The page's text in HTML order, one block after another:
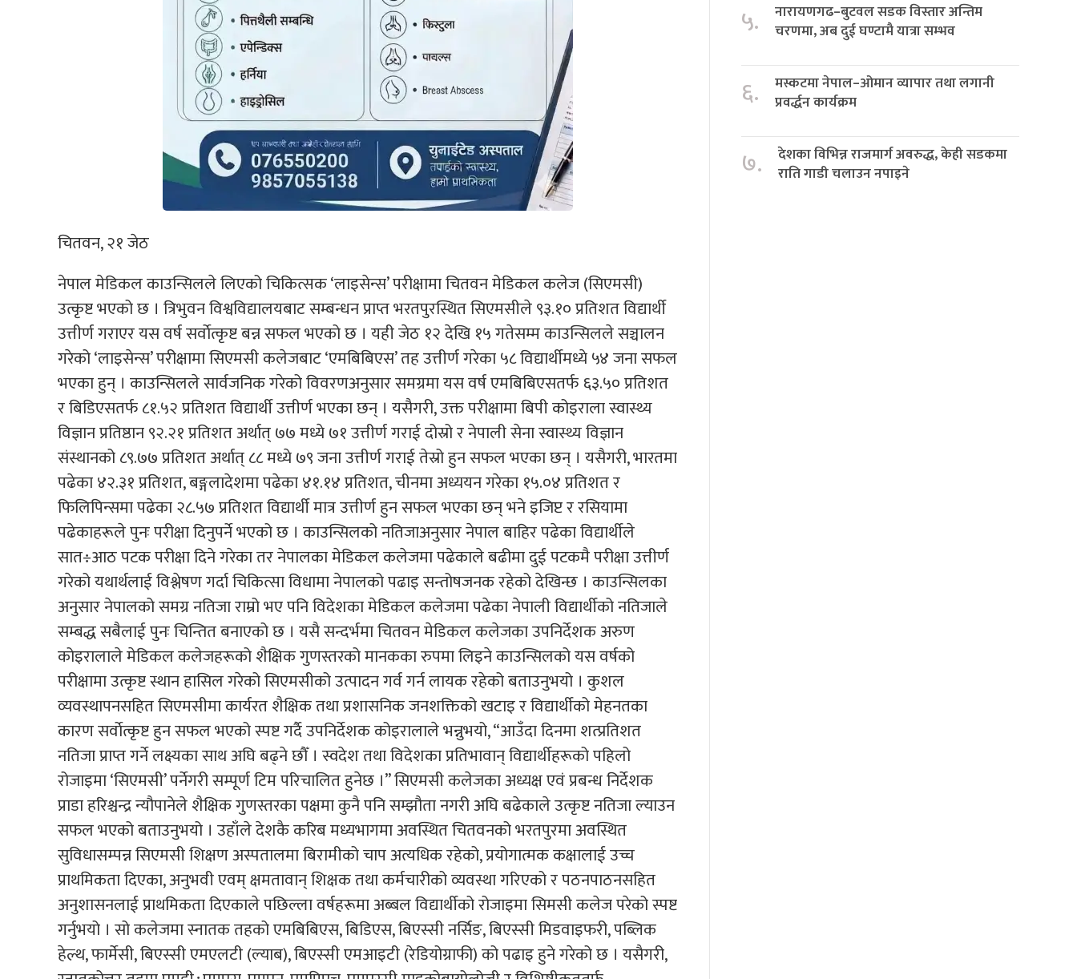
चितवन, २१ जेठ
नेपाल मेडिकल काउन्सिलले लिएको चिकित्सक ‘लाइसेन्स’ परीक्षामा चितवन मेडिकल कलेज (सिएमसी)
उत्कृष्ट भएको छ । त्रिभुवन विश्वविद्यालयबाट सम्बन्धन प्राप्त भरतपुरस्थित सिएमसीले ९३.१० प्रतिशत विद्यार्थी
उत्तीर्ण गराएर यस वर्ष सर्वाेत्कृष्ट बन्न सफल भएको छ । यही जेठ १२ देखि १५ गतेसम्म काउन्सिलले सञ्चालन
गरेको ‘लाइसेन्स’ परीक्षामा सिएमसी कलेजबाट ‘एमबिबिएस’ तह उत्तीर्ण गरेका ५८ विद्यार्थीमध्ये ५४ जना सफल
भएका हुन् । काउन्सिलले सार्वजनिक गरेको विवरणअनुसार समग्रमा यस वर्ष एमबिबिएसतर्फ ६३.५० प्रतिशत
र बिडिएसतर्फ ८१.५२ प्रतिशत विद्यार्थी उत्तीर्ण भएका छन् । यसैगरी, उक्त परीक्षामा बिपी कोइराला स्वास्थ्य
विज्ञान प्रतिष्ठान ९२.२१ प्रतिशत अर्थात् ७७ मध्ये ७१ उत्तीर्ण गराई दोस्रो र नेपाली सेना स्वास्थ्य विज्ञान
संस्थानको ८९.७७ प्रतिशत अर्थात् ८८ मध्ये ७९ जना उत्तीर्ण गराई तेस्रो हुन सफल भएका छन् । यसैगरी, भारतमा
पढेका ४२.३१ प्रतिशत, बङ्गलादेशमा पढेका ४१.१४ प्रतिशत, चीनमा अध्ययन गरेका १५.०४ प्रतिशत र
फिलिपिन्समा पढेका २८.५७ प्रतिशत विद्यार्थी मात्र उत्तीर्ण हुन सफल भएका छन् भने इजिप्ट र रसियामा
पढेकाहरूले पुनः परीक्षा दिनुपर्ने भएको छ । काउन्सिलको नतिजाअनुसार नेपाल बाहिर पढेका विद्यार्थीले
सात÷आठ पटक परीक्षा दिने गरेका तर नेपालका मेडिकल कलेजमा पढेकाले बढीमा दुई पटकमै परीक्षा उत्तीर्ण
गरेको यथार्थलाई विश्लेषण गर्दा चिकित्सा विधामा नेपालको पढाइ सन्तोषजनक रहेको देखिन्छ । काउन्सिलका
अनुसार नेपालको समग्र नतिजा राम्रो भए पनि विदेशका मेडिकल कलेजमा पढेका नेपाली विद्यार्थीको नतिजाले
सम्बद्ध सबैलाई पुनः चिन्तित बनाएको छ । यसै सन्दर्भमा चितवन मेडिकल कलेजका उपनिर्देशक अरुण
कोइरालाले मेडिकल कलेजहरूको शैक्षिक गुणस्तरको मानकका रुपमा लिइने काउन्सिलको यस वर्षको
परीक्षामा उत्कृष्ट स्थान हासिल गरेको सिएमसीको उत्पादन गर्व गर्न लायक रहेको बताउनुभयो । कुशल
व्यवस्थापनसहित सिएमसीमा कार्यरत शैक्षिक तथा प्रशासनिक जनशक्तिको खटाइ र विद्यार्थीको मेहनतका
कारण सर्वाेत्कृष्ट हुन सफल भएको स्पष्ट गर्दै उपनिर्देशक कोइरालाले भन्नुभयो, “आउँदा दिनमा शत्प्रतिशत
नतिजा प्राप्त गर्ने लक्ष्यका साथ अघि बढ्ने छौँ । स्वदेश तथा विदेशका प्रतिभावान् विद्यार्थीहरूको पहिलो
रोजाइमा ‘सिएमसी’ पर्नेगरी सम्पूर्ण टिम परिचालित हुनेछ ।” सिएमसी कलेजका अध्यक्ष एवं प्रबन्ध निर्देशक
प्राडा हरिश्चन्द्र न्यौपानेले शैक्षिक गुणस्तरका पक्षमा कुनै पनि सम्झौता नगरी अघि बढेकाले उत्कृष्ट नतिजा ल्याउन
सफल भएको बताउनुभयो । उहाँले देशकै करिब मध्यभागमा अवस्थित चितवनको भरतपुरमा अवस्थित
सुविधासम्पन्न सिएमसी शिक्षण अस्पतालमा बिरामीको चाप अत्यधिक रहेको, प्रयोगात्मक कक्षालाई उच्च
प्राथमिकता दिएका, अनुभवी एवम् क्षमतावान् शिक्षक तथा कर्मचारीको व्यवस्था गरिएको र पठनपाठनसहित
अनुशासनलाई प्राथमिकता दिएकाले पछिल्ला वर्षहरूमा अब्बल विद्यार्थीको रोजाइमा सिमसी कलेज परेको स्पष्ट
गर्नुभयो । सो कलेजमा स्नातक तहको एमबिबिएस, बिडिएस, बिएस्सी नर्सिङ, बिएस्सी मिडवाइफरी, पब्लिक
हेल्थ, फार्मेसी, बिएस्सी एमएलटी (ल्याब), बिएस्सी एमआइटी (रेडियोग्राफी) को पढाइ हुने गरेको छ । यसैगरी,
५.
नारायणगढ–बुटवल सडक विस्तार अन्तिम
चरणमा, अब दुई घण्टामै यात्रा सम्भव
६.
मस्कटमा नेपाल–ओमान व्यापार तथा लगानी
प्रवर्द्धन कार्यक्रम
७.
देशका विभिन्न राजमार्ग अवरुद्ध, केही सडकमा
राति गाडी चलाउन नपाइने